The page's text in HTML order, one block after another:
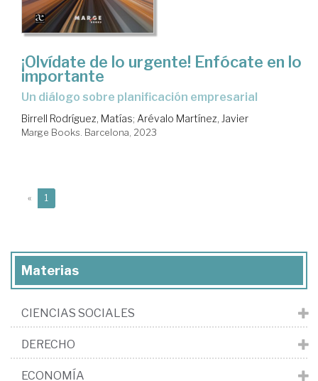
¡Olvídate de lo urgente! Enfócate en lo
importante
un diálogo sobre planificación empresarial
Birrell Rodríguez, Matías; Arévalo Martínez, Javier
Marge Books. Barcelona, 2023
« 1
Materias
CIENCIAS SOCIALES
DERECHO
ECONOMÍA